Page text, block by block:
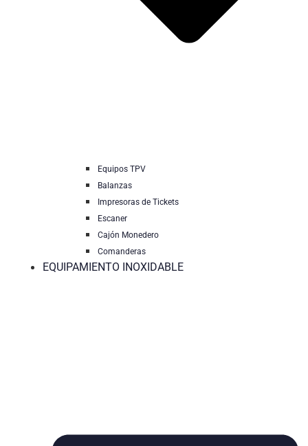
Equipos TPV
Balanzas
Impresoras de Tickets
Escaner
Cajón Monedero
Comanderas
EQUIPAMIENTO INOXIDABLE